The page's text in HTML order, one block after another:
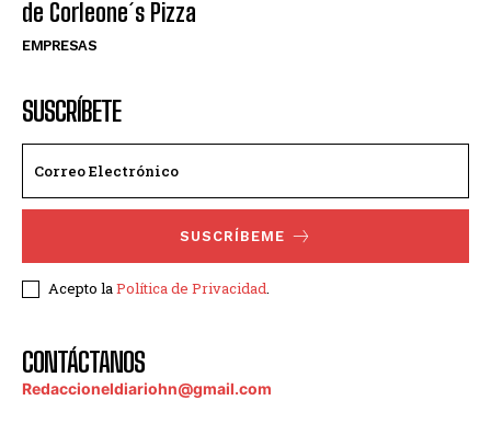
de Corleone´s Pizza
EMPRESAS
SUSCRÍBETE
SUSCRÍBEME
Acepto laPolítica de Privacidad.
CONTÁCTANOS
Redaccioneldiariohn@gmail.com